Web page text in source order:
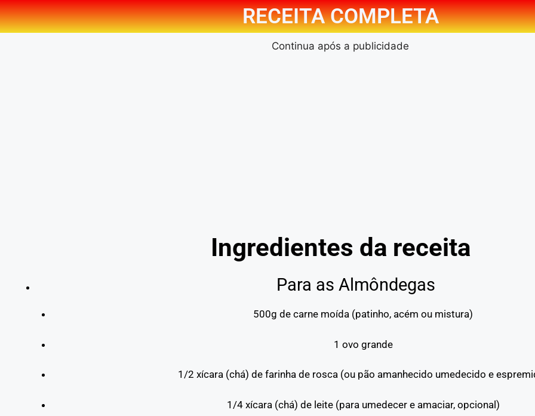
RECEITA COMPLETA
Continua após a publicidade
Ingredientes da receita
Para as Almôndegas
500g de carne moída (patinho, acém ou mistura)
1 ovo grande
1/2 xícara (chá) de farinha de rosca (ou pão amanhecido umedecido e
1/4 xícara (chá) de leite (para umedecer e amaciar, opcional)